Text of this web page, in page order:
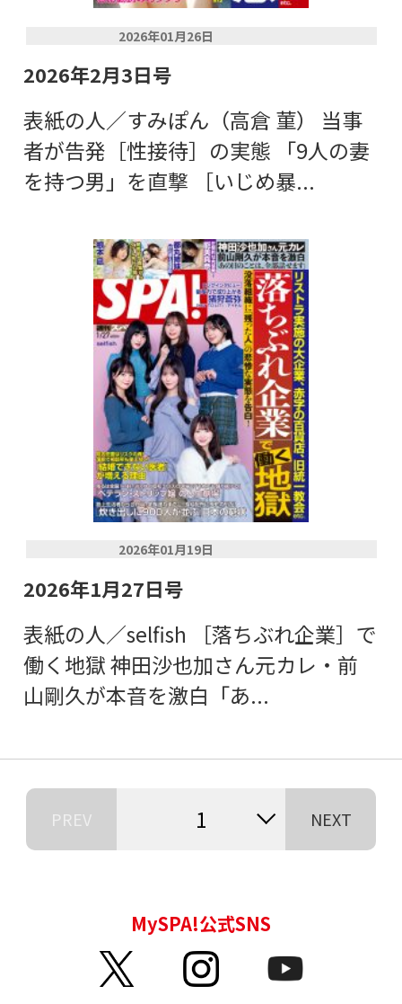
2026年01月26日
2026年2月3日号
表紙の人／すみぽん（高倉 菫） 当事
者が告発［性接待］の実態 「9人の妻
を持つ男」を直撃 ［いじめ暴...
2026年01月19日
2026年1月27日号
表紙の人／selfish ［落ちぶれ企業］で
働く地獄 神田沙也加さん元カレ・前
山剛久が本音を激白「あ...
PREV 1 NEXT